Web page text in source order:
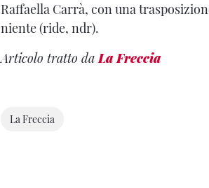
Raffaella Carrà, con una
niente (ride, ndr).
Articolo tratto daLa Freccia
La Freccia